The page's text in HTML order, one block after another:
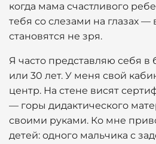
когда мама счастливого
тебя со слезами на глазах —
становятся не зря.
Я часто представляю себя
или 30 лет. У меня свой
центр. На стене висят
— горы дидактического
своими руками. Ко мне
детей: одного мальчика с